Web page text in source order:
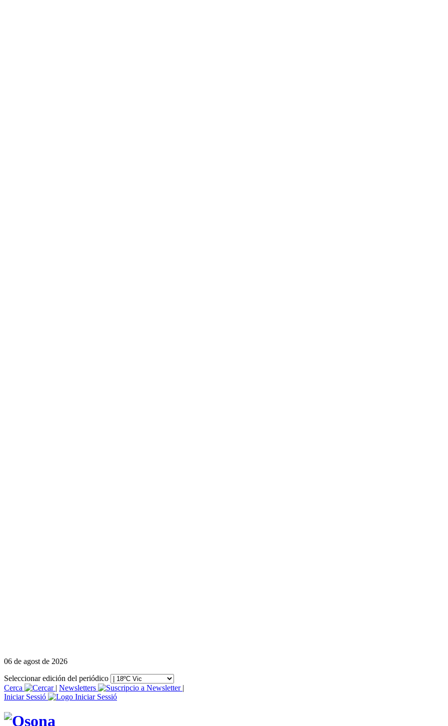
06 de agost de 2026
Seleccionar edición del periódico
Cerca
| Newsletters
|
Iniciar Sessió